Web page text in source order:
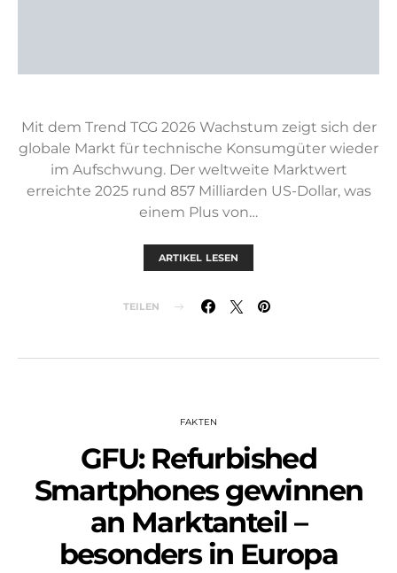
Mit dem Trend TCG 2026 Wachstum zeigt sich der
globale Markt für technische Konsumgüter wieder
im Aufschwung. Der weltweite Marktwert
erreichte 2025 rund 857 Milliarden US-Dollar, was
einem Plus von…
ARTIKEL LESEN
TEILEN
FAKTEN
GFU: Refurbished
Smartphones gewinnen
an Marktanteil –
besonders in Europa